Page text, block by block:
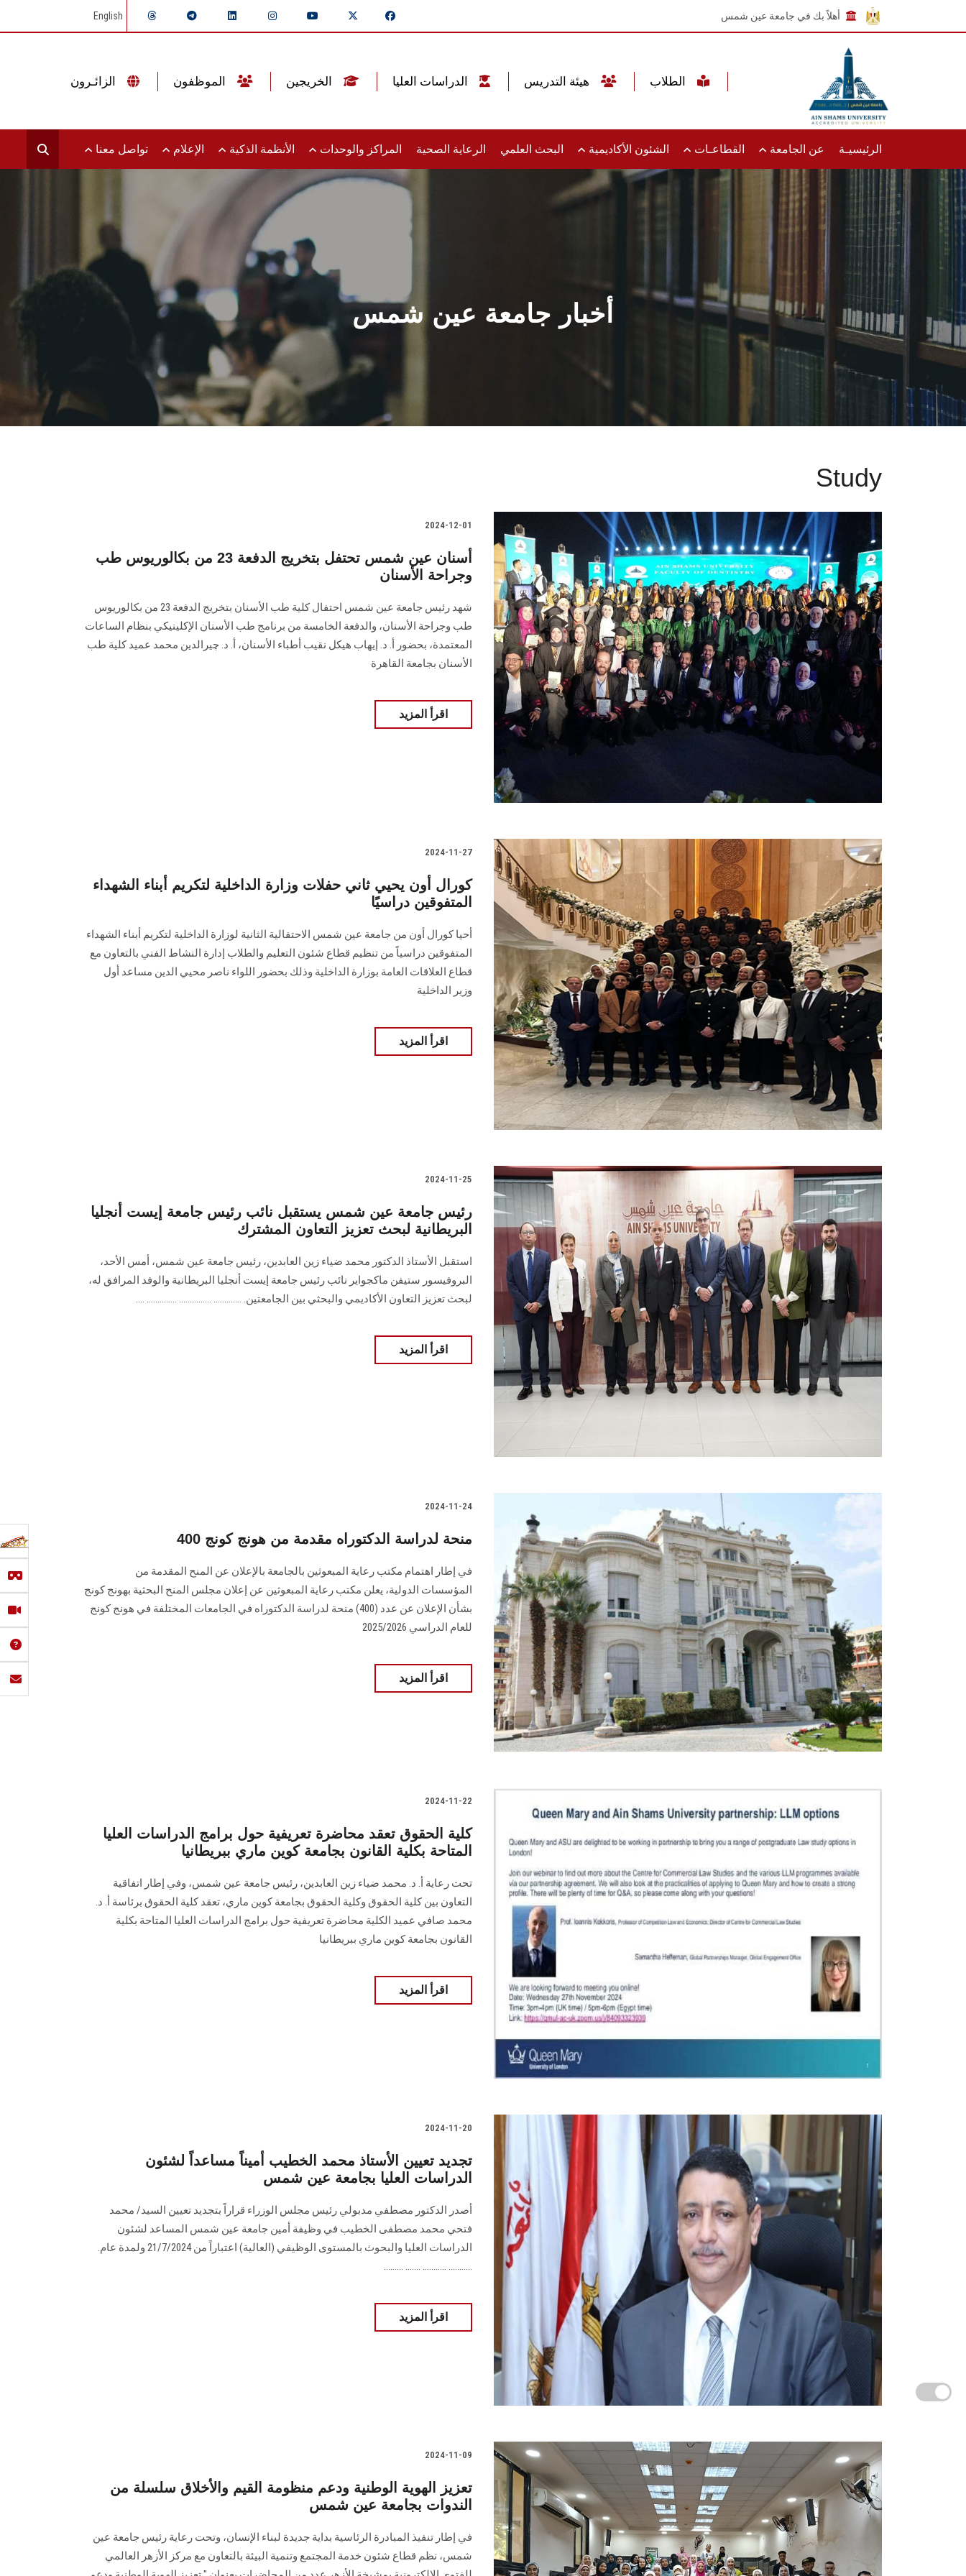
أهلاً بك في جامعة عين شمس English
الرئيسيـة عن الجامعة القطاعـات الشئون الأكاديمية البحث العلمي الرعاية الصحية المراكز والوحدات الأنظمة الذكية الإعلام تواصل معنا
أخبار جامعة عين شمس
Study
2024-12-01
أسنان عين شمس تحتفل بتخريج الدفعة 23 من بكالوريوس طب
وجراحة الأسنان
شهد رئيس جامعة عين شمس احتفال كلية طب ‏الأسنان بتخريج الدفعة 23 من بكالوريوس
طب وجراحة الأسنان، والدفعة الخامسة من برنامج ‏طب الأسنان الإكلينيكي بنظام الساعات
المعتمدة، بحضور أ. د. إيهاب هيكل نقيب أطباء ‏الأسنان، أ. د. چيرالدين محمد عميد كلية طب
الأسنان بجامعة القاهرة
اقرأ المزيد
2024-11-27
كورال أون يحيي ثاني حفلات وزارة الداخلية لتكريم أبناء الشهداء
المتفوقين دراسيًا
أحيا كورال أون من جامعة عين شمس الاحتفالية الثانية لوزارة الداخلية لتكريم أبناء ‏الشهداء
المتفوقين دراسياً من تنظيم قطاع شئون التعليم والطلاب إدارة النشاط الفني بالتعاون مع
‏قطاع العلاقات العامة بوزارة الداخلية وذلك بحضور اللواء ناصر محيي الدين مساعد أول
‏وزير الداخلية ‏
اقرأ المزيد
2024-11-25
رئيس جامعة عين شمس يستقبل نائب رئيس جامعة إيست أنجليا
البريطانية لبحث تعزيز التعاون المشترك
استقبل الأستاذ الدكتور محمد ضياء زين العابدين، رئيس جامعة عين شمس، أمس الأحد،
‏البروفيسور ستيفن ماكجواير نائب رئيس جامعة إيست أنجليا البريطانية والوفد المرافق له،
لبحث ‏تعزيز التعاون الأكاديمي والبحثي بين الجامعتين‎.‎ ............. ............... .............. ....
اقرأ المزيد
2024-11-24
400 منحة لدراسة الدكتوراه مقدمة من هونج كونج
في إطار اهتمام مكتب رعاية المبعوثين بالجامعة بالإعلان عن المنح المقدمة من
المؤسسات ‏الدولية، يعلن مكتب رعاية المبعوثين عن إعلان مجلس المنح البحثية بهونج كونج
بشأن الإعلان ‏عن عدد (400) منحة لدراسة الدكتوراه في الجامعات المختلفة في هونج كونج
للعام الدراسي ‏‏2025/2026 ‏
اقرأ المزيد
2024-11-22
كلية الحقوق تعقد محاضرة تعريفية حول برامج الدراسات العليا
المتاحة بكلية القانون بجامعة كوين ماري ببريطانيا
تحت رعاية أ. د. محمد ضياء زين العابدين، رئيس جامعة عين شمس، وفي إطار اتفاقية
التعاون بين كلية الحقوق وكلية الحقوق بجامعة كوين ماري، تعقد كلية الحقوق برئاسة أ. د.
محمد صافي عميد الكلية محاضرة تعريفية حول برامج الدراسات العليا المتاحة بكلية
القانون بجامعة كوين ماري ببريطانيا
اقرأ المزيد
2024-11-20
تجديد تعيين الأستاذ محمد الخطيب أميناً مساعداً لشئون
الدراسات العليا بجامعة عين شمس
أصدر الدكتور مصطفي مدبولي رئيس مجلس الوزراء قراراً بتجديد تعيين السيد/ محمد
فتحي ‏محمد مصطفى الخطيب في وظيفة أمين جامعة عين شمس المساعد لشئون
الدراسات العليا ‏والبحوث بالمستوى الوظيفي (العالية) اعتباراً من 21/7/2024 ولمدة عام.‏
........... ........... ....... .........
اقرأ المزيد
2024-11-09
تعزيز الهوية الوطنية ودعم منظومة القيم والأخلاق سلسلة من
الندوات بجامعة عين شمس
في إطار تنفيذ المبادرة الرئاسية بداية جديدة لبناء الإنسان، وتحت رعاية رئيس جامعة عين
شمس، نظم قطاع شئون خدمة المجتمع وتنمية البيئة بالتعاون مع مركز الأزهر العالمي